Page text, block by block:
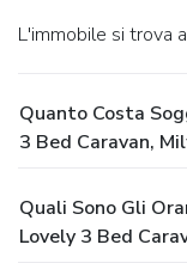
L'immobile si
Quanto Costa
3 Bed Caravan,
Quali Sono Gli
Lovely 3 Bed